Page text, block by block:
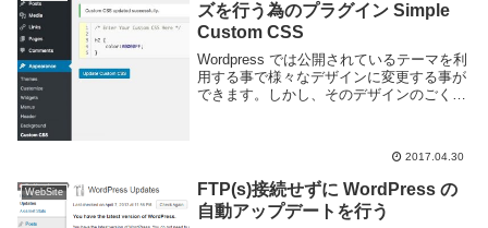
ズを行う為のプラグイン Simple
Custom CSS
Wordpress では公開されているテーマを利
用する事で様々なデザインに変更する事が
できます。しかし、そのデザインのごく一
2017.04.30
WebSite
FTP(s)接続せずに WordPress の
自動アップデートを行う